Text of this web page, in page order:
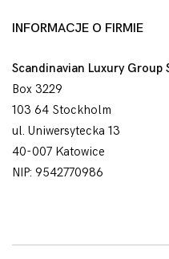
INFORMACJE O FIRMIE
Scandinavian Luxury Group
Box 3229
103 64 Stockholm
ul. Uniwersytecka 13
40-007 Katowice
NIP: 9542770986